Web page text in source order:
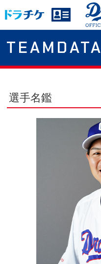
TEAMDATA
選手名鑑